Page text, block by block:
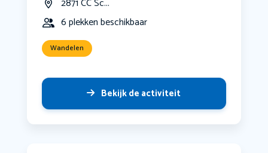
2871 CC Sc...
6 plekken beschikbaar
Wandelen
Bekijk de activiteit